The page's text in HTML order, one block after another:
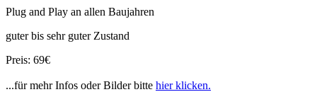
Plug and Play an allen Baujahren
guter bis sehr guter Zustand
Preis: 69€
...für mehr Infos oder Bilder bitte hier klicken.